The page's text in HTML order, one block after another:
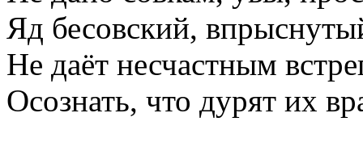
Яд бесовский,
Не даёт несчастным
Осознать, что дурят их